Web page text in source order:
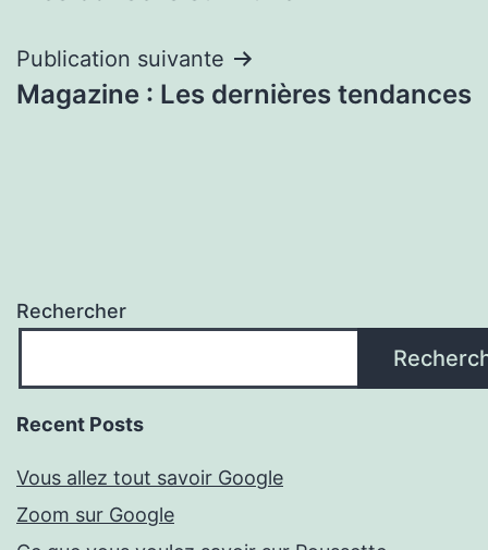
de
l’article
Publication suivante
Magazine : Les dernières tendances
Rechercher
Recent Posts
Vous allez tout savoir Google
Zoom sur Google